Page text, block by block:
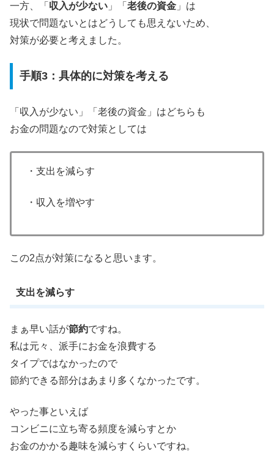
一方、「 収入が少ない 」「 老後の資金 」は
現状で問題ないとはどうしても思えないため、
対策が必要と考えました。
手順3：具体的に対策を考える
「収入が少ない」「老後の資金」はどちらも
お金の問題なので対策としては
・支出を減らす
・収入を増やす
この2点が対策になると思います。
支出を減らす
まぁ早い話が節約ですね。
私は元々、派手にお金を浪費する
タイプではなかったので
節約できる部分はあまり多くなかったです。
やった事といえば
コンビニに立ち寄る頻度を減らすとか
お金のかかる趣味を減らすくらいですね。